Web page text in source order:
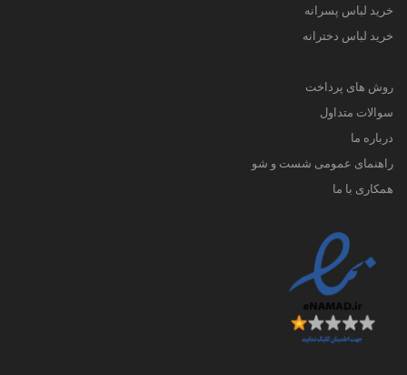
خرید لباس پسرانه
خرید لباس دخترانه
روش های پرداخت
سوالات متداول
درباره ما
راهنمای عمومی شست و شو
همکاری با ما